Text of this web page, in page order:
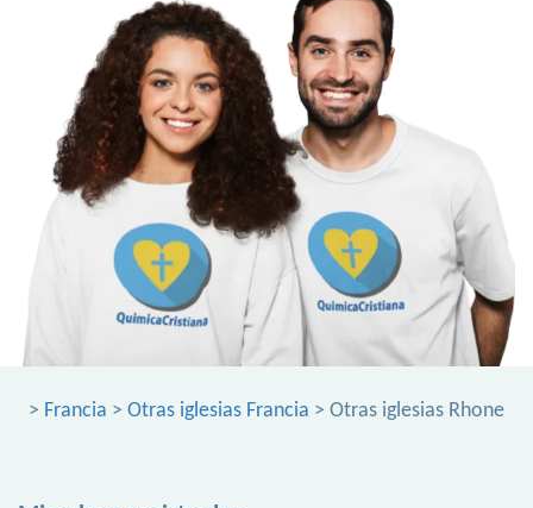
> Francia > Otras iglesias Francia > Otras iglesias Rhone